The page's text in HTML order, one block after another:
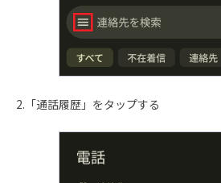
2.「通話履歴」をタップする